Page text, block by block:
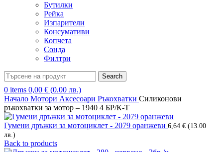
Бутилки
Рейка
Изпарители
Консумативи
Копчета
Сонда
Филтри
Search
0 items 0,00 € (0.00 лв.)
Начало Мотори Аксесоари Ръкохватки Силиконови
ръкохватки за мотор – 1940 4 БР/К-Т
Гумени дръжки за мотоциклет - 2079 оранжеви 6,64 € (13.00
лв.)
Back to products